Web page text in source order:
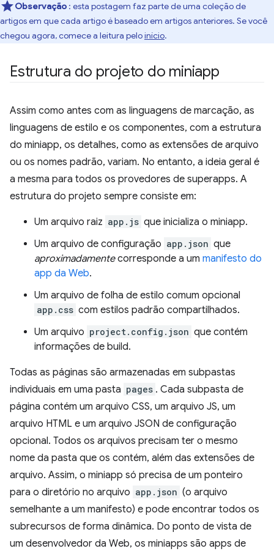
Observação : esta postagem faz parte de uma coleção de
artigos em que cada artigo é baseado em artigos anteriores. Se você
chegou agora, comece a leitura peloinício.
Estrutura do projeto do miniapp
Assim como antes com as linguagens de marcação, as
linguagens de estilo e os componentes, com a estrutura
do miniapp, os detalhes, como as extensões de arquivo
ou os nomes padrão, variam. No entanto, a ideia geral é
a mesma para todos os provedores de superapps. A
estrutura do projeto sempre consiste em:
Um arquivo raiz app.js que inicializa o miniapp.
Um arquivo de configuração app.json que
aproximadamentecorresponde a um manifesto do
app da Web.
Um arquivo de folha de estilo comum opcional
app.css com estilos padrão compartilhados.
Um arquivo project.config.json que contém
informações de build.
Todas as páginas são armazenadas em subpastas
individuais em uma pasta pages . Cada subpasta de
página contém um arquivo CSS, um arquivo JS, um
arquivo HTML e um arquivo JSON de configuração
opcional. Todos os arquivos precisam ter o mesmo
nome da pasta que os contém, além das extensões de
arquivo. Assim, o miniapp só precisa de um ponteiro
para o diretório no arquivo app.json (o arquivo
semelhante a um manifesto) e pode encontrar todos os
subrecursos de forma dinâmica. Do ponto de vista de
um desenvolvedor da Web, os miniapps são apps de